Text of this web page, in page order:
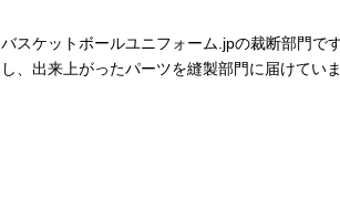
バスケットボールユニフォーム.jpの裁断部門で
し、出来上がったパーツを縫製部門に届けていま